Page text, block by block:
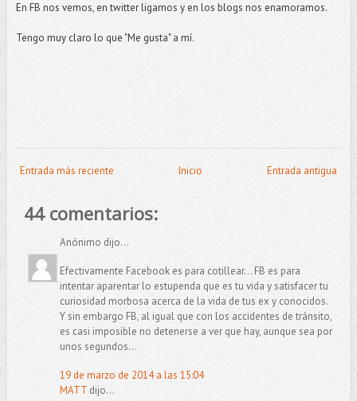
En FB nos vemos, en twitter ligamos y en los blogs nos enamoramos.
Tengo muy claro lo que "Me gusta" a mí.
Entrada más reciente Entrada antigua
Inicio
44 comentarios:
Anónimo dijo...
Efectivamente Facebook es para cotillear... FB es para
intentar aparentar lo estupenda que es tu vida y satisfacer tu
curiosidad morbosa acerca de la vida de tus ex y conocidos.
Y sin embargo FB, al igual que con los accidentes de tránsito,
es casi imposible no detenerse a ver que hay, aunque sea por
unos segundos...
19 de marzo de 2014 a las 15:04
MATTdijo...